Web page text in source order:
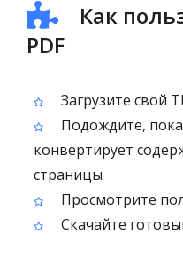
Как
PDF
Загрузите свой
Подождите,
конвертирует
страницы
Просмотрите
Скачайте